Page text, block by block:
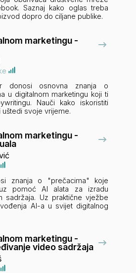
Saznaj kako oglas treba
dopro do ciljane publike.
marketingu -
donosi osnovna znanja o
u digitalnom marketingu koji ti
Nauči kako iskoristiti
svoje vrijeme.
marketingu -
znanja o "prečacima" koje
pomoć AI alata za izradu
sadržaja. Uz praktične vježbe
AI-a u svijet digitalnog
marketingu -
video sadržaja